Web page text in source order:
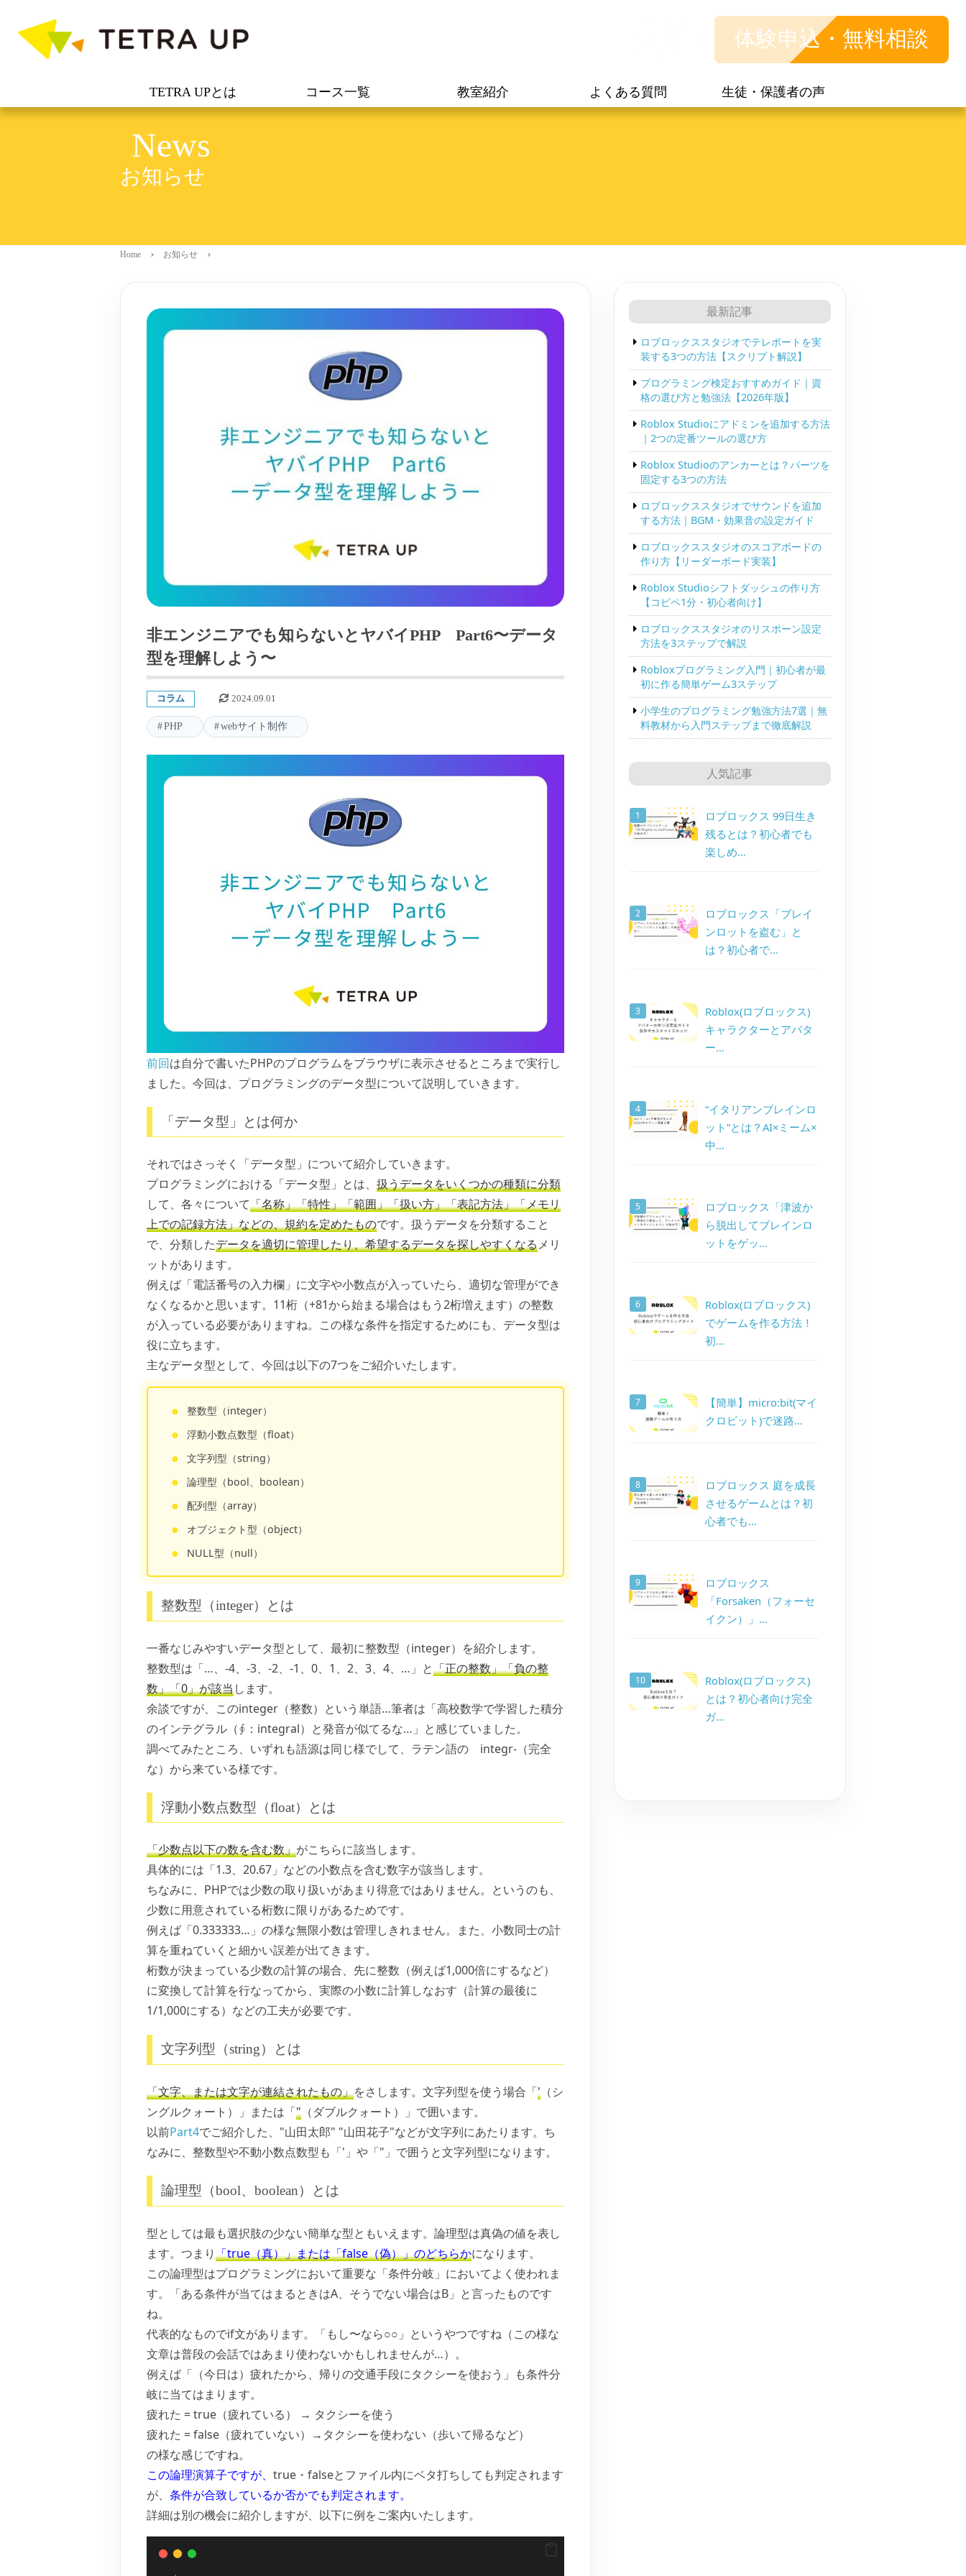
体験申込・無料相談
TETRA UPとは コース一覧 教室紹介 よくある質問 生徒・保護者の声
News
お知らせ
Home お知らせ
非エンジニアでも知らないとヤバイPHP Part6〜データ
型を理解しよう〜
コラム 2024.09.01
PHP webサイト制作
前回は自分で書いたPHPのプログラムをブラウザに表示させるところまで実行し
ました。今回は、プログラミングのデータ型について説明していきます。
「データ型」とは何か
それではさっそく「データ型」について紹介していきます。
プログラミングにおける「データ型」とは、 扱うデータをいくつかの種類に分類
して、各々について「名称」「特性」「範囲」「扱い方」「表記方法」「メモリ
上での記録方法」などの、規約を定めたものです。扱うデータを分類すること
で、分類したデータを適切に管理したり、希望するデータを探しやすくなるメリ
ットがあります。
例えば「電話番号の入力欄」に文字や小数点が入っていたら、適切な管理ができ
なくなるかと思います。11桁（+81から始まる場合はもう2桁増えます）の整数
が入っている必要がありますね。この様な条件を指定するためにも、データ型は
役に立ちます。
主なデータ型として、今回は以下の7つをご紹介いたします。
整数型（integer）
浮動小数点数型（float）
文字列型（string）
論理型（bool、boolean）
配列型（array）
オブジェクト型（object）
NULL型（null）
整数型（integer）とは
一番なじみやすいデータ型として、最初に整数型（integer）を紹介します。
整数型は「…、-4、-3、-2、-1、0、1、2、3、4、…」と「正の整数」「負の整
数」「0」が該当します。
余談ですが、このinteger（整数）という単語…筆者は「高校数学で学習した積分
のインテグラル（∮：integral）と発音が似てるな…」と感じていました。
調べてみたところ、いずれも語源は同じ様でして、ラテン語の integr-（完全
な）から来ている様です。
浮動小数点数型（float）とは
「少数点以下の数を含む数」がこちらに該当します。
具体的には「1.3、20.67」などの小数点を含む数字が該当します。
ちなみに、PHPでは少数の取り扱いがあまり得意ではありません。というのも、
少数に用意されている桁数に限りがあるためです。
例えば「0.333333…」の様な無限小数は管理しきれません。また、小数同士の計
算を重ねていくと細かい誤差が出てきます。
桁数が決まっている少数の計算の場合、先に整数（例えば1,000倍にするなど）
に変換して計算を行なってから、実際の小数に計算しなおす（計算の最後に
1/1,000にする）などの工夫が必要です。
文字列型（string）とは
「文字、または文字が連結されたもの」をさします。文字列型を使う場合「' （シ
ングルクォート）」または「" （ダブルクォート）」で囲います。
以前Part4でご紹介した、 "山田太郎" "山田花子"などが文字列にあたります。ち
なみに、整数型や不動小数点数型も「' 」や「" 」で囲うと文字列型になります。
論理型（bool、boolean）とは
型としては最も選択肢の少ない簡単な型ともいえます。論理型は真偽の値を表し
ます。つまり「true（真）」または「false（偽）」のどちらかになります。
この論理型はプログラミングにおいて重要な「条件分岐」においてよく使われま
す。「ある条件が当てはまるときはA、そうでない場合はB」と言ったものです
ね。
代表的なものでif文があります。「もし〜なら○○」というやつですね（この様な
文章は普段の会話ではあまり使わないかもしれませんが…）。
例えば「（今日は）疲れたから、帰りの交通手段にタクシーを使おう」も条件分
岐に当てはまります。
疲れた = true（疲れている） → タクシーを使う
疲れた = false（疲れていない）→タクシーを使わない（歩いて帰るなど）
の様な感じですね。
この論理演算子ですが、 true・falseとファイル内にベタ打ちしても判定されます
が、 条件が合致しているか否かでも判定されます。
詳細は別の機会に紹介しますが、以下に例をご案内いたします。
最新記事
ロブロックススタジオでテレポートを実
装する3つの方法【スクリプト解説】
プログラミング検定おすすめガイド｜資
格の選び方と勉強法【2026年版】
Roblox Studioにアドミンを追加する方法
｜2つの定番ツールの選び方
Roblox Studioのアンカーとは？パーツを
固定する3つの方法
ロブロックススタジオでサウンドを追加
する方法｜BGM・効果音の設定ガイド
ロブロックススタジオのスコアボードの
作り方【リーダーボード実装】
Roblox Studioシフトダッシュの作り方
【コピペ1分・初心者向け】
ロブロックススタジオのリスポーン設定
方法を3ステップで解説
Robloxプログラミング入門｜初心者が最
初に作る簡単ゲーム3ステップ
小学生のプログラミング勉強方法7選｜無
料教材から入門ステップまで徹底解説
人気記事
ロブロックス 99日生き
残るとは？初心者でも
楽しめ…
ロブロックス「ブレイ
ンロットを盗む」と
は？初心者で…
Roblox(ロブロックス)
キャラクターとアバタ
ー…
“イタリアンブレインロ
ット”とは？AI×ミーム×
中…
ロブロックス「津波か
ら脱出してブレインロ
ットをゲッ…
Roblox(ロブロックス)
でゲームを作る方法！
初…
【簡単】micro:bit(マイ
クロビット)で迷路…
ロブロックス 庭を成長
させるゲームとは？初
心者でも…
ロブロックス
「Forsaken（フォーセ
イクン）」…
Roblox(ロブロックス)
とは？初心者向け完全
ガ…